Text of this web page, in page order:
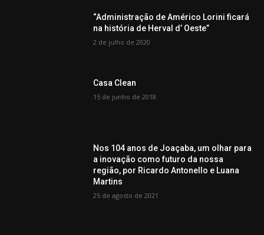
“Administração de Américo Lorini ficará
na história de Herval d’ Oeste”
2 de julho de 2020
Casa Clean
15 de junho de 2018
Nos 104 anos de Joaçaba, um olhar para
a inovação como futuro da nossa
região, por Ricardo Antonello e Luana
Martins
25 de agosto de 2021